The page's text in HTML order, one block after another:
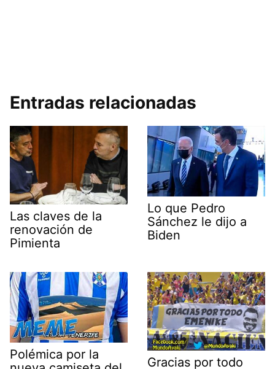
Entradas relacionadas
Las claves de la
renovación de
Pimienta
Lo que Pedro
Sánchez le dijo a
Biden
Polémica por la
Gracias por todo